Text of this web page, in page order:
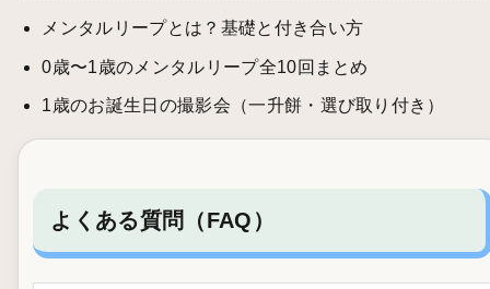
メンタルリープとは？基礎と付き合い方
0歳〜1歳のメンタルリープ全10回まとめ
1歳のお誕生日の撮影会（一升餅・選び取り付き）
よくある質問（FAQ）